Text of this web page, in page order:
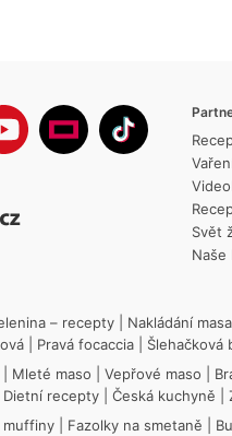
Svět
Naše
– recepty Nakládání
Pravá focaccia Šlehačková
Mleté maso Vepřové maso
Dietní recepty Česká kuchyně
muffiny Fazolky na smetaně